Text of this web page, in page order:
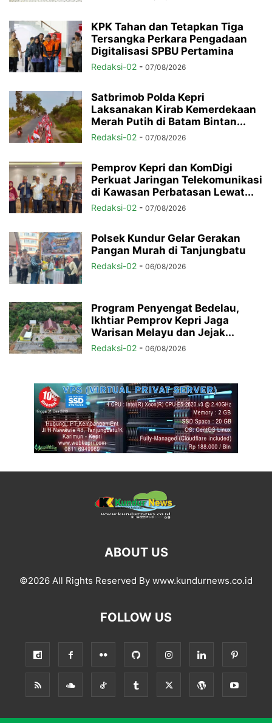
KPK Tahan dan Tetapkan Tiga
Tersangka Perkara Pengadaan
Digitalisasi SPBU Pertamina
Redaksi-02 - 07/08/2026
Satbrimob Polda Kepri
Laksanakan Kirab Kemerdekaan
Merah Putih di Batam Bintan...
Redaksi-02 - 07/08/2026
Pemprov Kepri dan KomDigi
Perkuat Jaringan Telekomunikasi
di Kawasan Perbatasan Lewat...
Redaksi-02 - 07/08/2026
Polsek Kundur Gelar Gerakan
Pangan Murah di Tanjungbatu
Redaksi-02 - 06/08/2026
Program Penyengat Bedelau,
Ikhtiar Pemprov Kepri Jaga
Warisan Melayu dan Jejak...
Redaksi-02 - 06/08/2026
ABOUT US
©2026 All Rights Reserved By www.kundurnews.co.id
FOLLOW US